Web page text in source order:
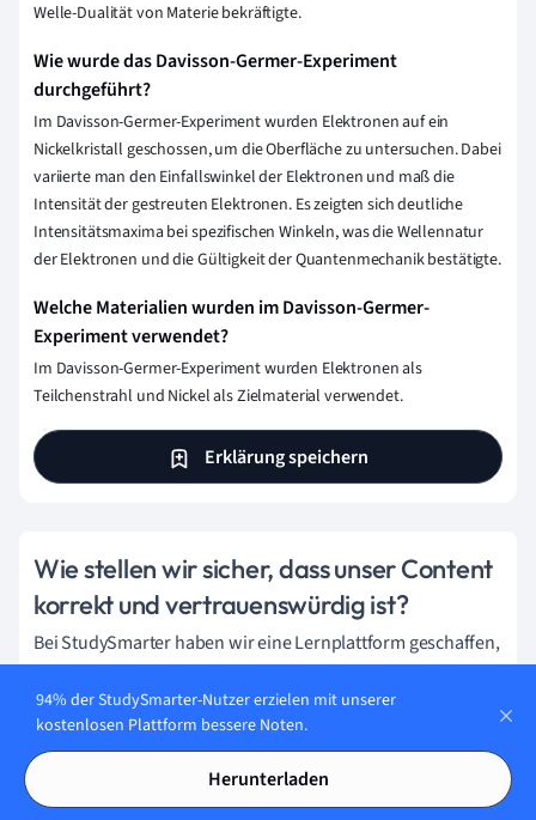
Welle-Dualität von Materie bekräftigte.
Wie wurde das Davisson-Germer-Experiment
durchgeführt?
Im Davisson-Germer-Experiment wurden Elektronen auf ein
Nickelkristall geschossen, um die Oberfläche zu untersuchen. Dabei
variierte man den Einfallswinkel der Elektronen und maß die
Intensität der gestreuten Elektronen. Es zeigten sich deutliche
Intensitätsmaxima bei spezifischen Winkeln, was die Wellennatur
der Elektronen und die Gültigkeit der Quantenmechanik bestätigte.
Welche Materialien wurden im Davisson-Germer-
Experiment verwendet?
Im Davisson-Germer-Experiment wurden Elektronen als
Teilchenstrahl und Nickel als Zielmaterial verwendet.
Erklärung speichern
Wie stellen wir sicher, dass unser Content
korrekt und vertrauenswürdig ist?
Bei StudySmarter haben wir eine Lernplattform geschaffen,
die Millionen von Studierende unterstützt. Lerne die
Menschen kennen, die hart daran arbeiten, Fakten
basierten Content zu liefern und sicherzustellen, dass er
überprüft wird.
Content-Erstellungsprozess:
94% der StudySmarter-Nutzer erzielen mit unserer
kostenlosen Plattform bessere Noten.
Herunterladen